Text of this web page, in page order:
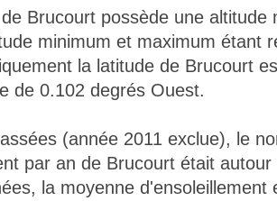
Brucourt possède une altitude
minimum et maximum étant
la latitude de Brucourt
de 0.102 degrés Ouest.
(année 2011 exclue), le
par an de Brucourt était
la moyenne d'ensoleillement